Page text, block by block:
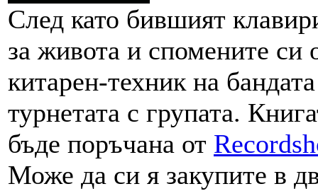
След като бившият
за живота и спомените си
китарен-техник на
турнетата с групата.
бъде поръчанa от
Може да си я закупите в